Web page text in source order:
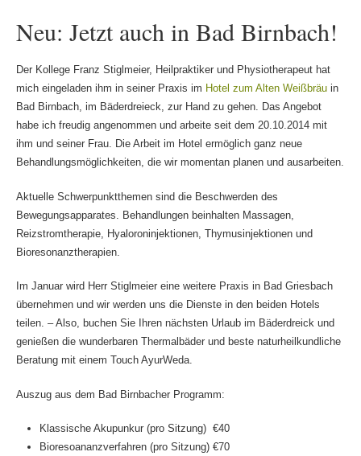
Neu: Jetzt auch in Bad Birnbach!
Der Kollege Franz Stiglmeier, Heilpraktiker und Physiotherapeut hat
mich eingeladen ihm in seiner Praxis im Hotel zum Alten Weißbräuin
Bad Birnbach, im Bäderdreieck, zur Hand zu gehen. Das Angebot
habe ich freudig angenommen und arbeite seit dem 20.10.2014 mit
ihm und seiner Frau. Die Arbeit im Hotel ermöglich ganz neue
Behandlungsmöglichkeiten, die wir momentan planen und ausarbeiten.
Aktuelle Schwerpunktthemen sind die Beschwerden des
Bewegungsapparates. Behandlungen beinhalten Massagen,
Reizstromtherapie, Hyaloroninjektionen, Thymusinjektionen und
Bioresonanztherapien.
Im Januar wird Herr Stiglmeier eine weitere Praxis in Bad Griesbach
übernehmen und wir werden uns die Dienste in den beiden Hotels
teilen. – Also, buchen Sie Ihren nächsten Urlaub im Bäderdreick und
genießen die wunderbaren Thermalbäder und beste naturheilkundliche
Beratung mit einem Touch AyurWeda.
Auszug aus dem Bad Birnbacher Programm:
Klassische Akupunkur (pro Sitzung) €40
Bioresoananzverfahren (pro Sitzung) €70